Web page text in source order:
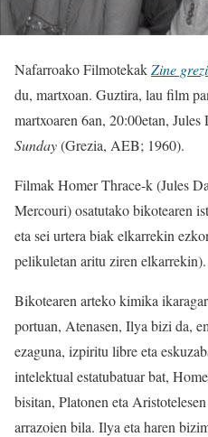
Nafarroako FilmotekakZine
du, martxoan. Guztira, lau film
martxoaren 6an, 20:00etan, Jules
Sunday(Grezia, AEB; 1960).
Filmak Homer Thrace-k (Jules
Mercouri) osatutako bikotearen
eta sei urtera biak elkarrekin
pelikuletan aritu ziren elkarrekin).
Bikotearen arteko kimika
portuan, Atenasen, Ilya bizi da,
ezaguna, izpiritu libre eta
intelektual estatubatuar bat,
bisitan, Platonen eta
arrazoien bila. Ilya eta haren